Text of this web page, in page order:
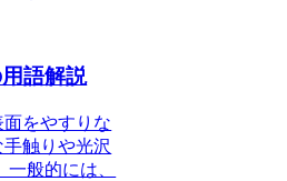
語解説
をやすりな
触りや光沢
般的には、